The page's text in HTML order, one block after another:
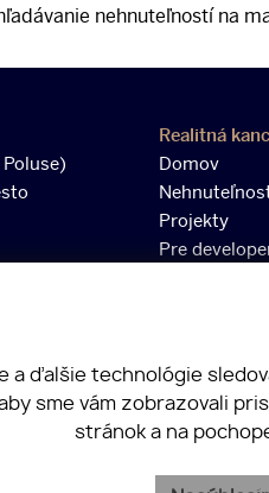
nehnuteľností na
Realitná
Domov
Projekty
Pre
Kontakt
GDPR
a ďalšie technológie
sme vám zobrazovali
stránok a na